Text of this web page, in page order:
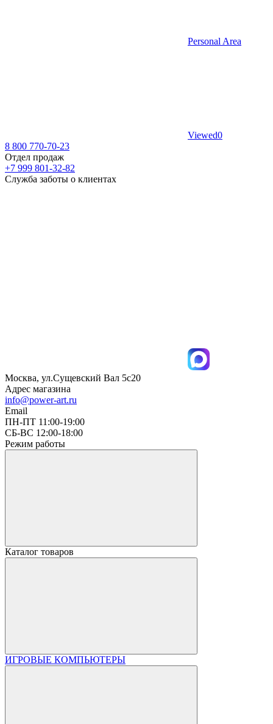
Personal Area
Viewed0
8 800 770-70-23
Отдел продаж
+7 999 801-32-82
Служба заботы о клиентах
Москва, ул.Сущевский Вал 5с20
Адрес магазина
info@power-art.ru
Email
ПН-ПТ 11:00-19:00
СБ-ВС 12:00-18:00
Режим работы
Каталог товаров
ИГРОВЫЕ КОМПЬЮТЕРЫ